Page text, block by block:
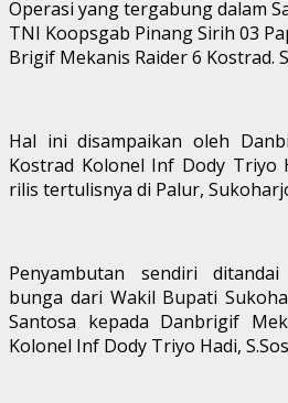
Operasi yang tergabung dalam
TNI Koopsgab Pinang Sirih 03
Brigif Mekanis Raider 6 Kostrad.
Hal ini disampaikan oleh
Kostrad Kolonel Inf Dody Triyo
rilis tertulisnya di Palur,
Penyambutan sendiri
bunga dari Wakil Bupati
Santosa kepada Danbrigif
Kolonel Inf Dody Triyo Hadi,